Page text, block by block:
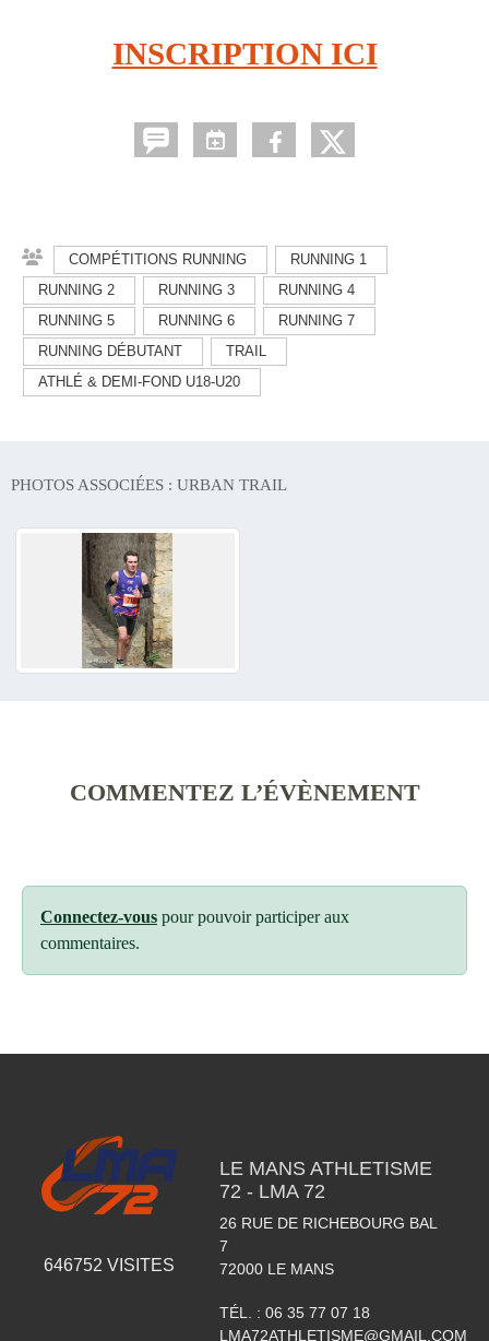
INSCRIPTION ICI
COMPÉTITIONS RUNNING
RUNNING 1
RUNNING 2
RUNNING 3
RUNNING 4
RUNNING 5
RUNNING 6
RUNNING 7
RUNNING DÉBUTANT
TRAIL
ATHLÉ & DEMI-FOND U18-U20
PHOTOS ASSOCIÉES : URBAN TRAIL
COMMENTEZ L’ÉVÈNEMENT
Connectez-vous pour pouvoir participer aux
commentaires.
646752 VISITES
LE MANS ATHLETISME
72 - LMA 72
26 RUE DE RICHEBOURG BAL
7
72000 LE MANS
TÉL. : 06 35 77 07 18
LMA72ATHLETISME@GMAIL.COM